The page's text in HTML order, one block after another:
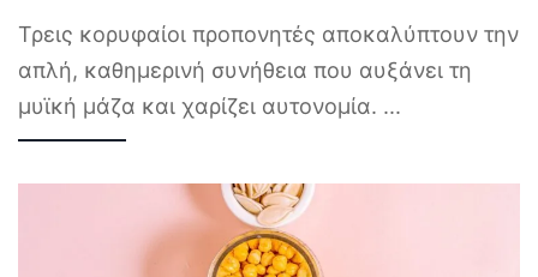
Τρεις κορυφαίοι προπονητές αποκαλύπτουν την
απλή, καθημερινή συνήθεια που αυξάνει τη
μυϊκή μάζα και χαρίζει αυτονομία. ...